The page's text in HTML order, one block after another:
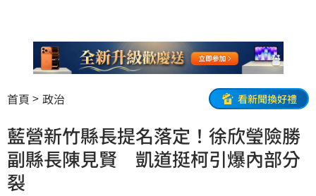
首頁 政治 看新聞換好禮
藍營新竹縣長提名落定！徐欣瑩險勝
副縣長陳見賢 凱道挺柯引爆內部分
裂